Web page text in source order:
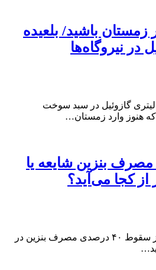
باشید/ بلعیده
در نیروگاه‌ها
۱۱۰ میلیون لیتری گازوئیل در سبد سوخت
هنوز وارد زمستان…
مصرف بنزین شایعه یا
از کجا می‌آید؟
در حالی‌که برخی رسانه‌ها از سقوط ۴۰ درصدی مصرف بنزین در